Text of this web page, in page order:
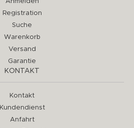
Registration
Suche
Warenkorb
Versand
Garantie
KONTAKT
Kontakt
Kundendienst
Anfahrt